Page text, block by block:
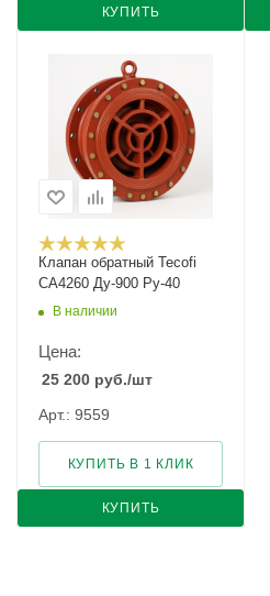
КУПИТЬ
Клапан обратный Tecofi
CA4260 Ду-900 Ру-40
В наличии
Цена:
25 200 руб./шт
Арт.: 9559
КУПИТЬ
КУПИТЬ В 1 КЛИК